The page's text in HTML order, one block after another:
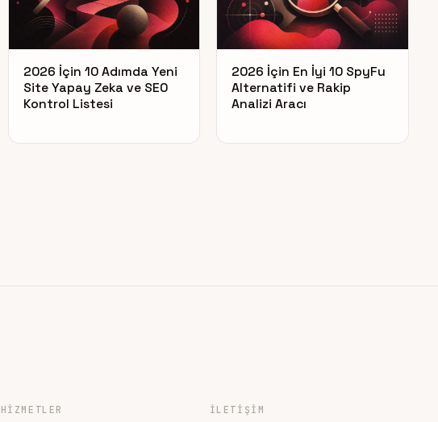
2026 İçin 10 Adımda Yeni
Site Yapay Zeka ve SEO
Kontrol Listesi
2026 İçin En İyi 10 SpyFu
Alternatifi ve Rakip
Analizi Aracı
HIZMETLER İLETIŞIM